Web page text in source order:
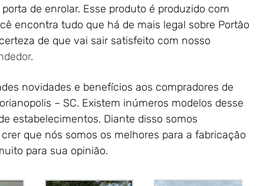
de enrolar. Esse produto é produzido com
encontra tudo que há de mais legal sobre Portão
de que vai sair satisfeito com nosso
.
novidades e benefícios aos compradores de
– SC. Existem inúmeros modelos desse
estabelecimentos. Diante disso somos
que nós somos os melhores para a fabricação
para sua opinião.